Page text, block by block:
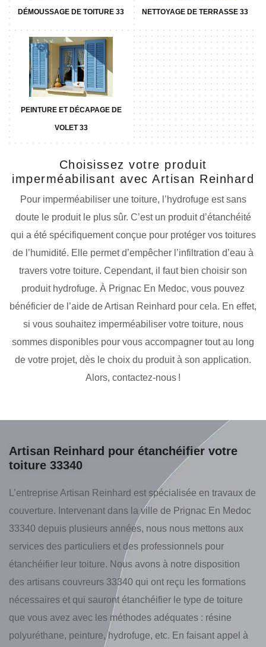
DÉMOUSSAGE DE TOITURE 33 NETTOYAGE DE TERRASSE 33
PEINTURE ET DÉCAPAGE DE
VOLET 33
Choisissez votre produit
imperméabilisant avec Artisan Reinhard
Pour imperméabiliser une toiture, l’hydrofuge est sans
doute le produit le plus sûr. C’est un produit d’étanchéité
qui a été spécifiquement conçue pour protéger vos toitures
de l’humidité. Elle permet d’empêcher l’infiltration d’eau à
travers votre toiture. Cependant, il faut bien choisir son
produit hydrofuge. À Prignac En Medoc, vous pouvez
bénéficier de l’aide de Artisan Reinhard pour cela. En effet,
si vous souhaitez imperméabiliser votre toiture, nous
sommes disponibles pour vous accompagner tout au long
de votre projet, dès le choix du produit à son application.
Alors, contactez-nous !
Artisan Reinhard pour étanchéifier votre
toiture 33340
L’entreprise Artisan Reinhard est spécialisée en travaux de
couverture. Intervenant dans la ville de Prignac En Medoc
33340 depuis plusieurs années, nous nous mettons aux
services des particuliers et des professionnels pour
étanchéifier leur toiture. Nous avons à notre disposition
des artisans couvreurs 33340 qui ont reçu les formations
nécessaires et qui sauront étanchéifier le type de toiture
que vous avez avec les méthodes adéquates : résine
polyuréthane, peinture, hydrofuge, etc. En faisant appel à